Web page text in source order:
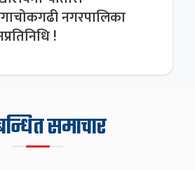
नगरपालिका
!
समाचार